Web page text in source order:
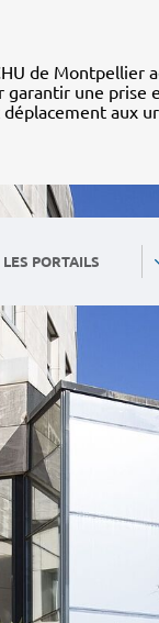
de Montpellier
garantir une prise
aux
PORTAILS